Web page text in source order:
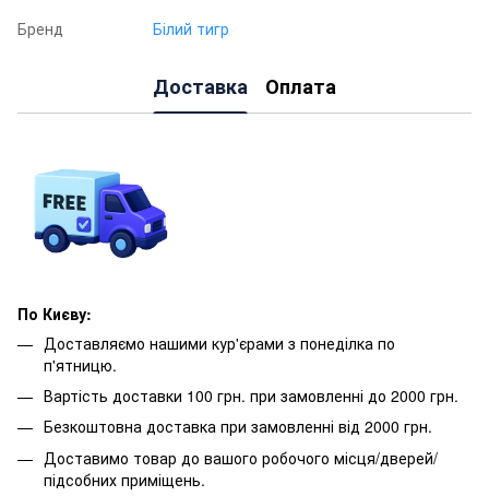
Бренд Білий тигр
Доставка Оплата
По Києву:
Доставляємо нашими кур'єрами з понеділка по
п'ятницю.
Вартість доставки 100 грн. при замовленні до 2000 грн.
Безкоштовна доставка при замовленні від 2000 грн.
Доставимо товар до вашого робочого місця/дверей/
підсобних приміщень.